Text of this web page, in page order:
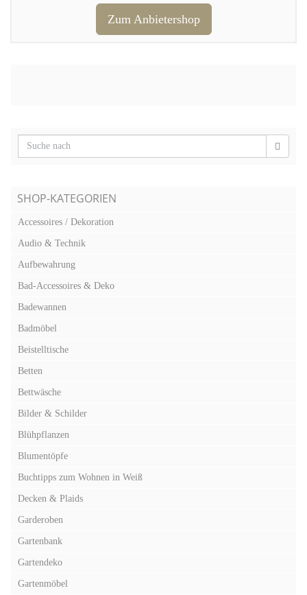
Zum Anbietershop
SHOP-KATEGORIEN
Accessoires / Dekoration
Audio & Technik
Aufbewahrung
Bad-Accessoires & Deko
Badewannen
Badmöbel
Beistelltische
Betten
Bettwäsche
Bilder & Schilder
Blühpflanzen
Blumentöpfe
Buchtipps zum Wohnen in Weiß
Decken & Plaids
Garderoben
Gartenbank
Gartendeko
Gartenmöbel